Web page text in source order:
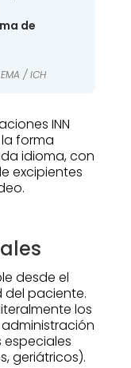
de
EMA / ICH
INN
forma
idioma, con
excipientes
desde el
del paciente.
los
geriátricos).